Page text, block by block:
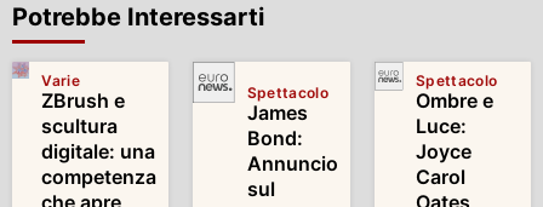
Potrebbe Interessarti
Varie
ZBrush e
scultura
digitale: una
competenza
che apre
Spettacolo
James
Bond:
Annuncio
sul
Spettacolo
Ombre e
Luce:
Joyce
Carol
Oates